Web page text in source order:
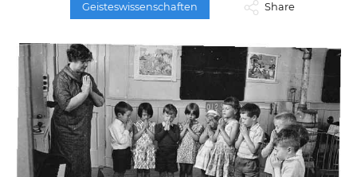
Geisteswissenschaften Share